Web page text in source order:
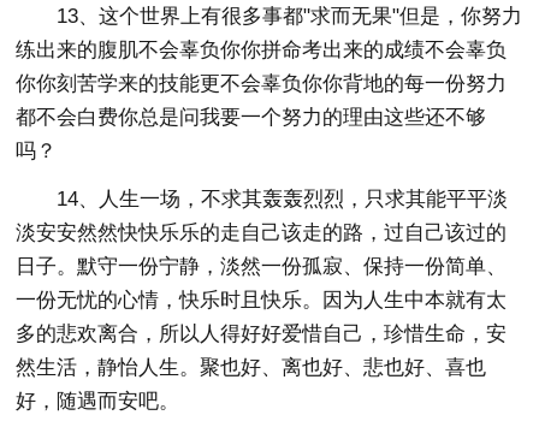
13、这个世界上有很多事都"求而无果"但是，你努力
练出来的腹肌不会辜负你你拼命考出来的成绩不会辜负
你你刻苦学来的技能更不会辜负你你背地的每一份努力
都不会白费你总是问我要一个努力的理由这些还不够
吗？
14、人生一场，不求其轰轰烈烈，只求其能平平淡
淡安安然然快快乐乐的走自己该走的路，过自己该过的
日子。默守一份宁静，淡然一份孤寂、保持一份简单、
一份无忧的心情，快乐时且快乐。因为人生中本就有太
多的悲欢离合，所以人得好好爱惜自己，珍惜生命，安
然生活，静怡人生。聚也好、离也好、悲也好、喜也
好，随遇而安吧。